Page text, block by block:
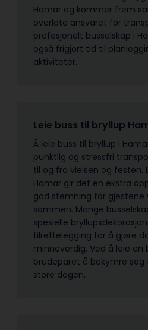
Hamar og kommer frem
overlate ansvaret for
profesjonelt busselskap i
også frigjort tid til
aktiviteter.
Leie buss til bryllup
Å leie buss til bryllup i
punktlig og stressfri
til og fra vielsen og festen.
Hamar gir det en ekstra
god stemning for gjestene
sammen. Mange
spesielle
tilrettelegging for å gjøre
minneverdig. Ved å leie en
brudeparet å bekymre seg
store dagen.